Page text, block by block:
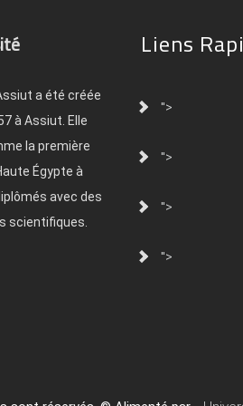
a été créée
à Assiut. Elle
la première
Égypte à
avec des
scientifiques.
Liens
">
">
">
">